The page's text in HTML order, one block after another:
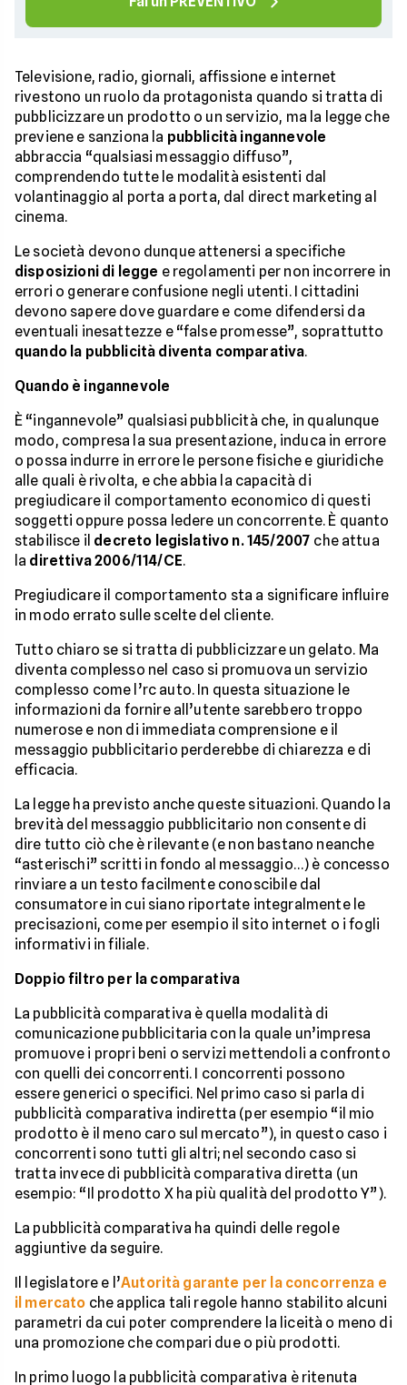
Televisione, radio, giornali, affissione e internet
rivestono un ruolo da protagonista quando si tratta di
pubblicizzare un prodotto o un servizio, ma la legge che
previene e sanziona la pubblicità ingannevole
abbraccia “qualsiasi messaggio diffuso”,
comprendendo tutte le modalità esistenti dal
volantinaggio al porta a porta, dal direct marketing al
cinema.
Le società devono dunque attenersi a specifiche
disposizioni di legge e regolamenti per non incorrere in
errori o generare confusione negli utenti. I cittadini
devono sapere dove guardare e come difendersi da
eventuali inesattezze e “false promesse”, soprattutto
quando la pubblicità diventa comparativa.
Quando è ingannevole
È “ingannevole” qualsiasi pubblicità che, in qualunque
modo, compresa la sua presentazione, induca in errore
o possa indurre in errore le persone fisiche e giuridiche
alle quali è rivolta, e che abbia la capacità di
pregiudicare il comportamento economico di questi
soggetti oppure possa ledere un concorrente. È quanto
stabilisce il decreto legislativo n. 145/2007 che attua
la direttiva 2006/114/CE.
Pregiudicare il comportamento sta a significare influire
in modo errato sulle scelte del cliente.
Tutto chiaro se si tratta di pubblicizzare un gelato. Ma
diventa complesso nel caso si promuova un servizio
complesso come l’rc auto. In questa situazione le
informazioni da fornire all’utente sarebbero troppo
numerose e non di immediata comprensione e il
messaggio pubblicitario perderebbe di chiarezza e di
efficacia.
La legge ha previsto anche queste situazioni. Quando la
brevità del messaggio pubblicitario non consente di
dire tutto ciò che è rilevante (e non bastano neanche
“asterischi” scritti in fondo al messaggio…) è concesso
rinviare a un testo facilmente conoscibile dal
consumatore in cui siano riportate integralmente le
precisazioni, come per esempio il sito internet o i fogli
informativi in filiale.
Doppio filtro per la comparativa
La pubblicità comparativa è quella modalità di
comunicazione pubblicitaria con la quale un’impresa
promuove i propri beni o servizi mettendoli a confronto
con quelli dei concorrenti. I concorrenti possono
essere generici o specifici. Nel primo caso si parla di
pubblicità comparativa indiretta (per esempio “il mio
prodotto è il meno caro sul mercato”), in questo caso i
concorrenti sono tutti gli altri; nel secondo caso si
tratta invece di pubblicità comparativa diretta (un
esempio: “Il prodotto X ha più qualità del prodotto Y”).
La pubblicità comparativa ha quindi delle regole
aggiuntive da seguire.
Il legislatore e l’Autorità garante per la concorrenza e
il mercato che applica tali regole hanno stabilito alcuni
parametri da cui poter comprendere la liceità o meno di
una promozione che compari due o più prodotti.
In primo luogo la pubblicità comparativa è ritenuta